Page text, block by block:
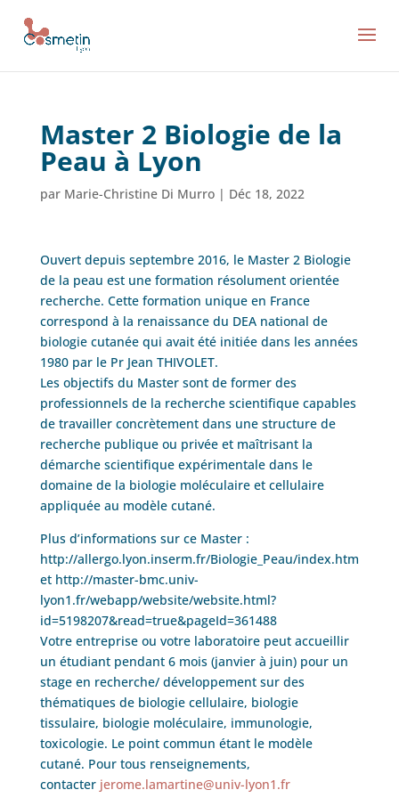
Master 2 Biologie de la
Peau à Lyon
par Marie-Christine Di Murro| Déc 18, 2022
Ouvert depuis septembre 2016, le Master 2 Biologie
de la peau est une formation résolument orientée
recherche. Cette formation unique en France
correspond à la renaissance du DEA national de
biologie cutanée qui avait été initiée dans les années
1980 par le Pr Jean THIVOLET.
Les objectifs du Master sont de former des
professionnels de la recherche scientifique capables
de travailler concrètement dans une structure de
recherche publique ou privée et maîtrisant la
démarche scientifique expérimentale dans le
domaine de la biologie moléculaire et cellulaire
appliquée au modèle cutané.
Plus d’informations sur ce Master :
http://allergo.lyon.inserm.fr/Biologie_Peau/index.htm
et http://master-bmc.univ-
lyon1.fr/webapp/website/website.html?
id=5198207&read=true&pageId=361488
Votre entreprise ou votre laboratoire peut accueillir
un étudiant pendant 6 mois (janvier à juin) pour un
stage en recherche/ développement sur des
thématiques de biologie cellulaire, biologie
tissulaire, biologie moléculaire, immunologie,
toxicologie. Le point commun étant le modèle
cutané. Pour tous renseignements,
contacter jerome.lamartine@univ-lyon1.fr